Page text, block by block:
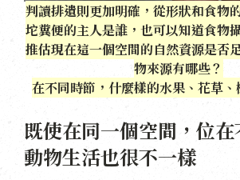
判讀排遺則更加明確，從形狀和食物
坨糞便的主人是誰，也可以知道食物
推估現在這一個空間的自然資源是否
物來源有哪些？
在不同時節，什麼樣的水果、花草、
既使在同一個空間，位
動物生活也很不一樣